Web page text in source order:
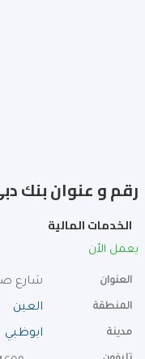
رقم و عنوان بنك
الخدمات المالية
يعمل الأن
العنوان شارع
المنطقة العين
مدينة ابوظبي